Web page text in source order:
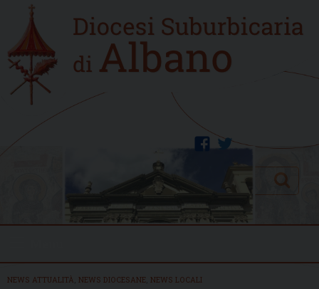
content
Home
new
twitter
facebook
Search
NEWS ATTUALITÀ NEWS DIOCESANE NEWS LOCALI